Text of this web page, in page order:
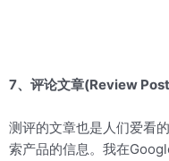
7、评论文章(Review Post
测评的文章也是人们爱看
索产品的信息。我在